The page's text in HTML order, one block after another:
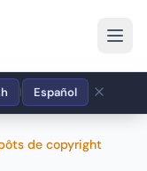
| Español
de copyright